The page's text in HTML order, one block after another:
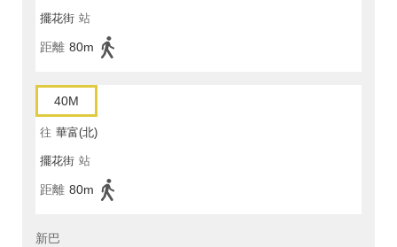
擺花街 站
距離 80m
40M
往 華富(北)
擺花街 站
距離 80m
新巴